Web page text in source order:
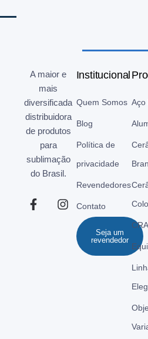
A maior e
mais
diversificada
distribuidora
de produtos
para
sublimação
do Brasil.
Institucional
Quem Somos
Blog
Política de
privacidade
Revendedores
Contato
Seja um
revendedor
Aço